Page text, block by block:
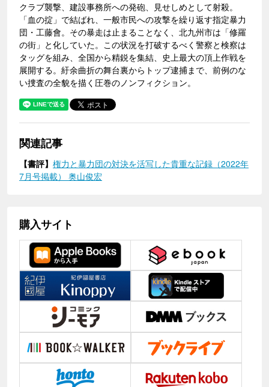
クラブ襲撃、建設事務所への発砲、見せしめとして射殺。
「血の掟」で結ばれ、一般市民への攻撃を繰り返す指定暴力
団・工藤會。その暴走は止まることなく、北九州市は「修羅
の街」と化していた。この状況を打破するべく警察と検察は
タッグを組み、全国から精鋭を集結、史上最大の頂上作戦を
展開する。紆余曲折の舞台裏からトップ逮捕まで、前例のな
い捜査の全貌を描く圧巻のノンフィクション。
関連記事
【書評】 権力と暴力団の対決を活写した貴重な記録（2022年
7月号掲載） 奥山俊宏
購入サイト